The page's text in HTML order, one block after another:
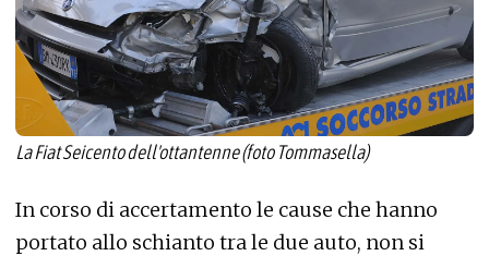
La Fiat Seicento dell'ottantenne (foto Tommasella)
In corso di accertamento le cause che hanno
portato allo schianto tra le due auto, non si